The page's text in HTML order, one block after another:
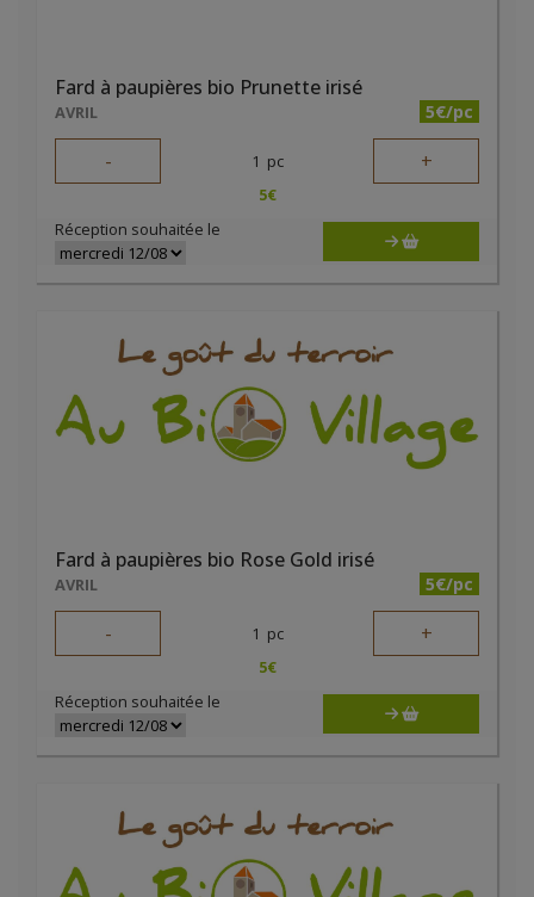
Fard à paupières bio Prunette irisé
AVRIL 5€/pc
- 1 pc +
5€
Réception souhaitée le
Fard à paupières bio Rose Gold irisé
AVRIL 5€/pc
- 1 pc +
5€
Réception souhaitée le